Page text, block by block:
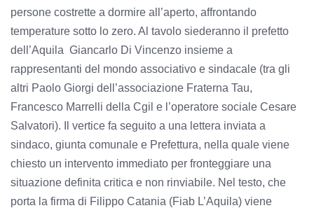
persone costrette a dormire all’aperto, affrontando
temperature sotto lo zero. Al tavolo siederanno il prefetto
dell’Aquila Giancarlo Di Vincenzo insieme a
rappresentanti del mondo associativo e sindacale (tra gli
altri Paolo Giorgi dell’associazione Fraterna Tau,
Francesco Marrelli della Cgil e l’operatore sociale Cesare
Salvatori). Il vertice fa seguito a una lettera inviata a
sindaco, giunta comunale e Prefettura, nella quale viene
chiesto un intervento immediato per fronteggiare una
situazione definita critica e non rinviabile. Nel testo, che
porta la firma di Filippo Catania (Fiab L’Aquila) viene